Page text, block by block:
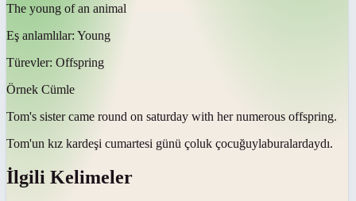
The young of an animal
Eş anlamlılar: Young
Türevler: Offspring
Örnek Cümle
Tom's sister came round on saturday with her numerous offspring.
Tom'un kız kardeşi cumartesi günü çoluk çocuğuylaburalardaydı.
İlgili Kelimeler